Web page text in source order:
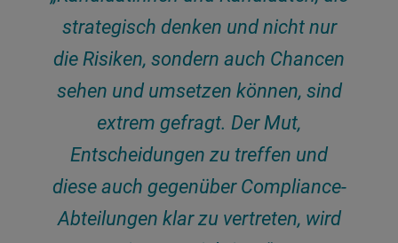
strategisch denken und nicht nur
die Risiken, sondern auch Chancen
sehen und umsetzen können, sind
extrem gefragt. Der Mut,
Entscheidungen zu treffen und
diese auch gegenüber Compliance-
Abteilungen klar zu vertreten, wird